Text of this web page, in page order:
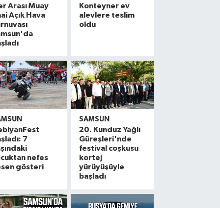
Arası Muay
Açık Hava
Konteyner ev
alevlere teslim
oldu
7
nefes
gösteri
SAMSUN
20. Kunduz Yağlı
Güreşleri'nde
festival coşkusu
kortej
yürüyüşüyle
başladı